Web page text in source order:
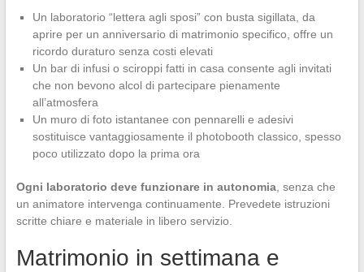
Un laboratorio “lettera agli sposi” con busta sigillata, da
aprire per un anniversario di matrimonio specifico, offre un
ricordo duraturo senza costi elevati
Un bar di infusi o sciroppi fatti in casa consente agli invitati
che non bevono alcol di partecipare pienamente
all’atmosfera
Un muro di foto istantanee con pennarelli e adesivi
sostituisce vantaggiosamente il photobooth classico, spesso
poco utilizzato dopo la prima ora
Ogni laboratorio deve funzionare in autonomia, senza che
un animatore intervenga continuamente. Prevedete istruzioni
scritte chiare e materiale in libero servizio.
Matrimonio in settimana e